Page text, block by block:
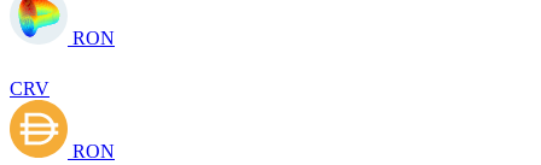
RON
CRV
RON